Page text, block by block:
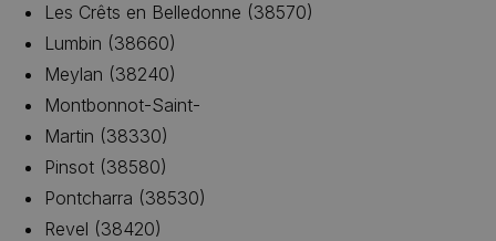
Les Crêts en Belledonne (38570)
Lumbin (38660)
Meylan (38240)
Montbonnot-Saint-
Martin (38330)
Pinsot (38580)
Pontcharra (38530)
Revel (38420)